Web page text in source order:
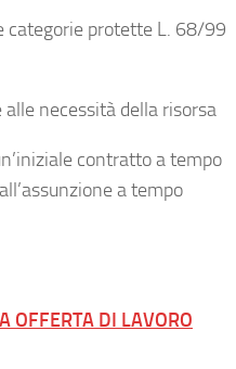
categorie protette L. 68/99
necessità della risorsa
contratto a tempo
a tempo
OFFERTA DI LAVORO